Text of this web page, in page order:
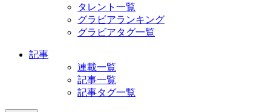
タレント一覧
グラビアランキング
グラビアタグ一覧
記事
連載一覧
記事一覧
記事タグ一覧